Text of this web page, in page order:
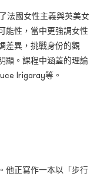
法國女性主義與英美女
能性，當中更強調女性
差異，挑戰身份的觀
顯。課程中涵蓋的理論
Irigaray等。
他正寫作一本以「步行